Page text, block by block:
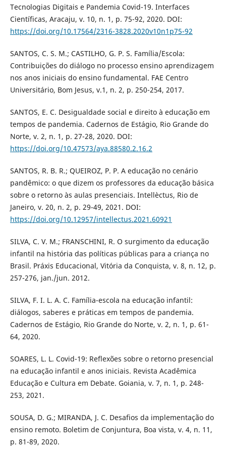
Tecnologias Digitais e Pandemia Covid-19. Interfaces
Científicas, Aracaju, v. 10, n. 1, p. 75-92, 2020. DOI:
https://doi.org/10.17564/2316-3828.2020v10n1p75-92
SANTOS, C. S. M.; CASTILHO, G. P. S. Família/Escola:
Contribuições do diálogo no processo ensino aprendizagem
nos anos iniciais do ensino fundamental. FAE Centro
Universitário, Bom Jesus, v.1, n. 2, p. 250-254, 2017.
SANTOS, E. C. Desigualdade social e direito à educação em
tempos de pandemia. Cadernos de Estágio, Rio Grande do
Norte, v. 2, n. 1, p. 27-28, 2020. DOI:
https://doi.org/10.47573/aya.88580.2.16.2
SANTOS, R. B. R.; QUEIROZ, P. P. A educação no cenário
pandêmico: o que dizem os professores da educação básica
sobre o retorno às aulas presenciais. Intellèctus, Rio de
Janeiro, v. 20, n. 2, p. 29-49, 2021. DOI:
https://doi.org/10.12957/intellectus.2021.60921
SILVA, C. V. M.; FRANSCHINI, R. O surgimento da educação
infantil na história das políticas públicas para a criança no
Brasil. Práxis Educacional, Vitória da Conquista, v. 8, n. 12, p.
257-276, jan./jun. 2012.
SILVA, F. I. L. A. C. Família-escola na educação infantil:
diálogos, saberes e práticas em tempos de pandemia.
Cadernos de Estágio, Rio Grande do Norte, v. 2, n. 1, p. 61-
64, 2020.
SOARES, L. L. Covid-19: Reflexões sobre o retorno presencial
na educação infantil e anos iniciais. Revista Acadêmica
Educação e Cultura em Debate. Goiania, v. 7, n. 1, p. 248-
253, 2021.
SOUSA, D. G.; MIRANDA, J. C. Desafios da implementação do
ensino remoto. Boletim de Conjuntura, Boa vista, v. 4, n. 11,
p. 81-89, 2020.